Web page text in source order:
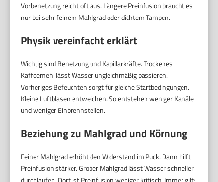
Vorbenetzung reicht oft aus. Längere Preinfusion braucht es
nur bei sehr feinem Mahlgrad oder dichtem Tampen.
Physik vereinfacht erklärt
Wichtig sind Benetzung und Kapillarkräfte. Trockenes
Kaffeemehl lässt Wasser ungleichmäßig passieren.
Vorheriges Befeuchten sorgt für gleiche Startbedingungen.
Kleine Luftblasen entweichen. So entstehen weniger Kanäle
und weniger Einbrennstellen.
Beziehung zu Mahlgrad und Körnung
Feiner Mahlgrad erhöht den Widerstand im Puck. Dann hilft
Preinfusion stärker. Grober Mahlgrad lässt Wasser schneller